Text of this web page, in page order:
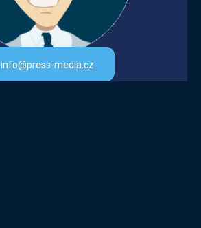
info@press-media.cz